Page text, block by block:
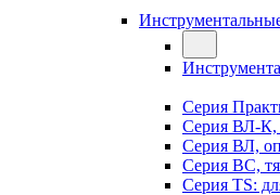
Серия
Серия ВЛ-К,
Серия ВЛ,
Серия ВС,
Серия TS: